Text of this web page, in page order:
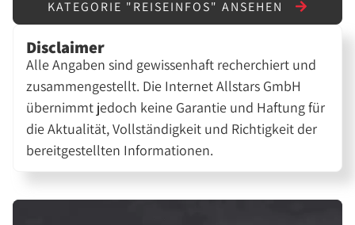
KATEGORIE "REISEINFOS" ANSEHEN
Disclaimer
Alle Angaben sind gewissenhaft recherchiert und
zusammengestellt. Die Internet Allstars GmbH
übernimmt jedoch keine Garantie und Haftung für
die Aktualität, Vollständigkeit und Richtigkeit der
bereitgestellten Informationen.